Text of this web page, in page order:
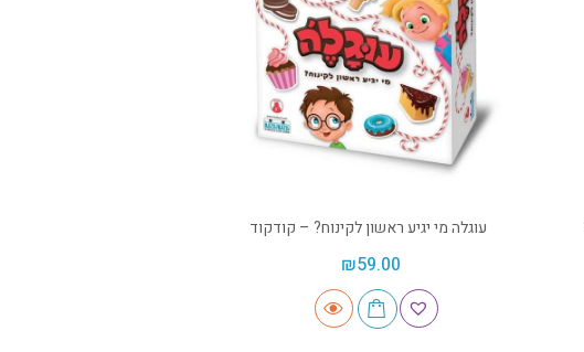
עוגלה מי יגיע ראשון לקינוח? – קודקוד
₪59.00